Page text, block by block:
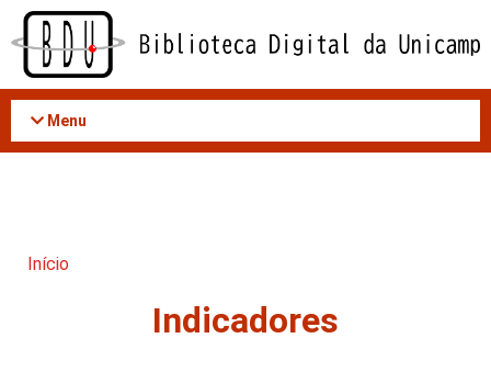
Acessar
conteúdo
Menu
Início
Indicadores